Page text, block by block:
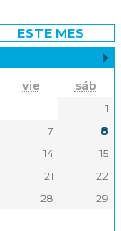
ESTE MES
vie
sáb
1
7
8
14
15
21
22
28
29